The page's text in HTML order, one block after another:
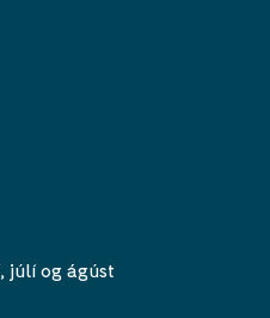
júlí og ágúst